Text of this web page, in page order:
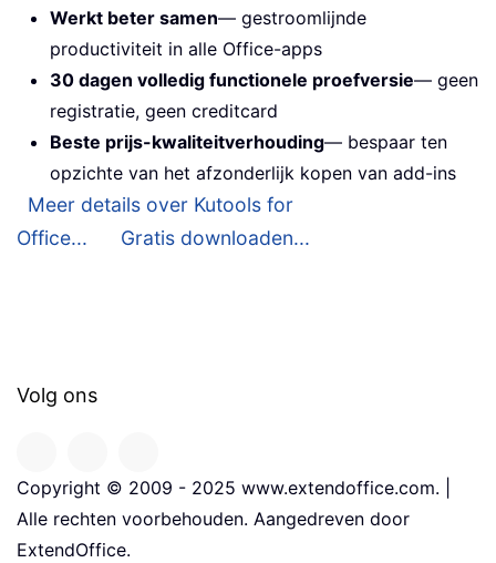
Werkt beter samen— gestroomlijnde
productiviteit in alle Office-apps
30 dagen volledig functionele proefversie— geen
registratie, geen creditcard
Beste prijs-kwaliteitverhouding— bespaar ten
opzichte van het afzonderlijk kopen van add-ins
Meer details over Kutools for
Office...
Gratis downloaden...
Volg ons
Copyright © 2009 - 2025 www.extendoffice.com. |
Alle rechten voorbehouden. Aangedreven door
ExtendOffice.